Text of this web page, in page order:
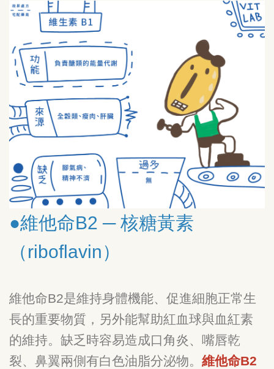
●維他命B2 ─ 核糖黃素
（riboflavin）
維他命B2是維持身體機能、促進細胞正常生
長的重要物質，另外能幫助紅血球與血紅素
的維持。缺乏時容易造成口角炎、嘴唇乾
裂、鼻翼兩側有白色油脂分泌物。 維他命B2